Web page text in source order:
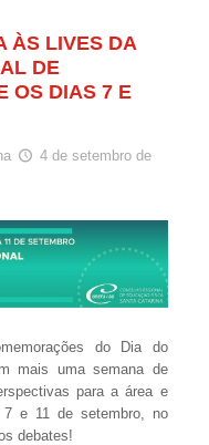
ÀS LIVES DA
DE
OS DIAS 7 E
4 de setembro de
do Dia do
mais uma semana de
para a área e
e 11 de setembro, no
debates!